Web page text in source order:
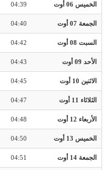
الخميس 06 أوت 04:39
الجمعة 07 أوت 04:40
السبت 08 أوت 04:42
الأحد 09 أوت 04:43
الاثنين 10 أوت 04:45
الثلاثاء 11 أوت 04:47
الأربعاء 12 أوت 04:48
الخميس 13 أوت 04:50
الجمعة 14 أوت 04:51